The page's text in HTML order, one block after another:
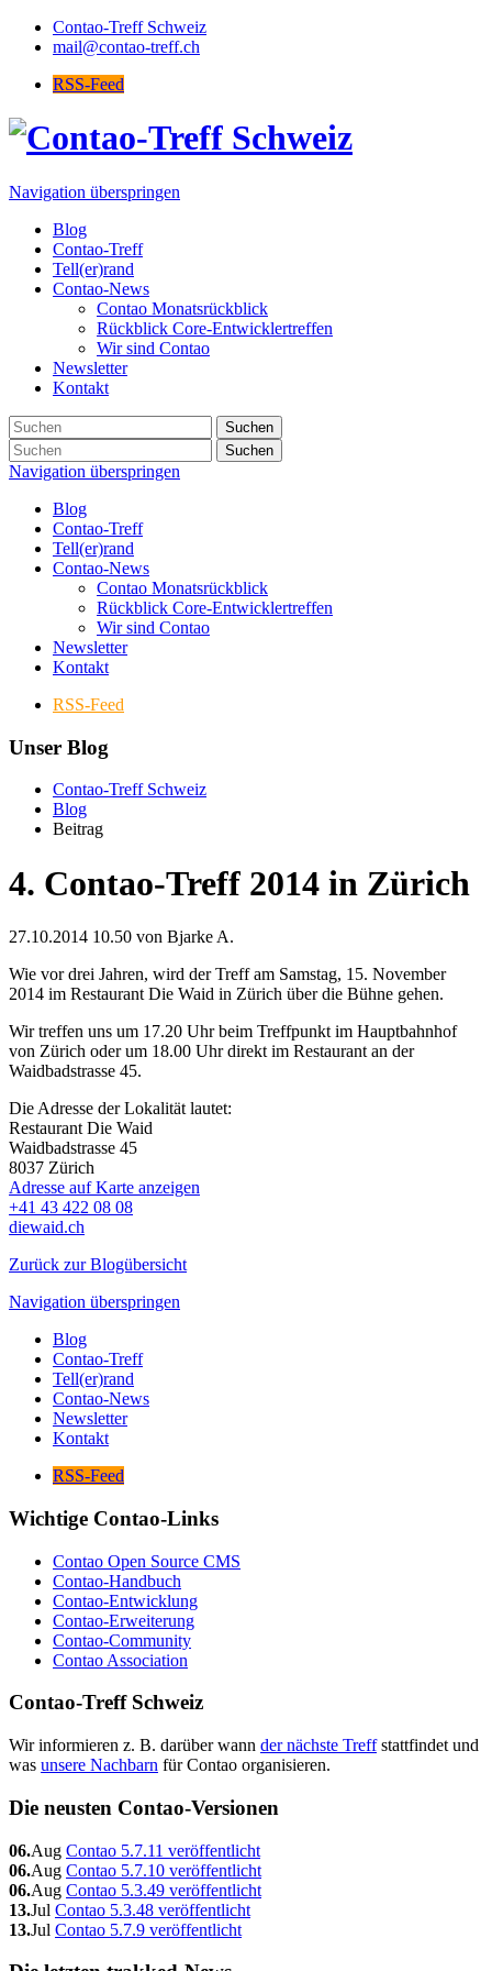
Contao-Treff Schweiz
mail@contao-treff.ch
RSS-Feed
Navigation überspringen
Blog
Contao-Treff
Tell(er)rand
Contao-News
Contao Monatsrückblick
Rückblick Core-Entwicklertreffen
Wir sind Contao
Newsletter
Kontakt
Suchen
Suchen
Navigation überspringen
Blog
Contao-Treff
Tell(er)rand
Contao-News
Contao Monatsrückblick
Rückblick Core-Entwicklertreffen
Wir sind Contao
Newsletter
Kontakt
RSS-Feed
Unser Blog
Contao-Treff Schweiz
Blog
Beitrag
4. Contao-Treff 2014 in Zürich
27.10.2014 10.50 von Bjarke A.
Wie vor drei Jahren, wird der Treff am Samstag, 15. November
2014 im Restaurant Die Waid in Zürich über die Bühne gehen.
Wir treffen uns um 17.20 Uhr beim Treffpunkt im Hauptbahnhof
von Zürich oder um 18.00 Uhr direkt im Restaurant an der
Waidbadstrasse 45.
Die Adresse der Lokalität lautet:
Restaurant Die Waid
Waidbadstrasse 45
8037 Zürich
Adresse auf Karte anzeigen
+41 43 422 08 08
diewaid.ch
Zurück zur Blogübersicht
Navigation überspringen
Blog
Contao-Treff
Tell(er)rand
Contao-News
Newsletter
Kontakt
RSS-Feed
Wichtige Contao-Links
Contao Open Source CMS
Contao-Handbuch
Contao-Entwicklung
Contao-Erweiterung
Contao-Community
Contao Association
Contao-Treff Schweiz
Wir informieren z. B. darüber wann der nächste Treffstattfindet und
was unsere Nachbarn für Contao organisieren.
Die neusten Contao-Versionen
06.Aug Contao 5.7.11 veröffentlicht
06.Aug Contao 5.7.10 veröffentlicht
06.Aug Contao 5.3.49 veröffentlicht
13.Jul Contao 5.3.48 veröffentlicht
13.Jul Contao 5.7.9 veröffentlicht